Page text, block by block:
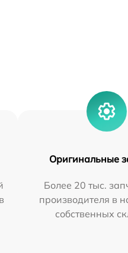
Оригинальные
Более 20 тыс.
производителя в
собственных